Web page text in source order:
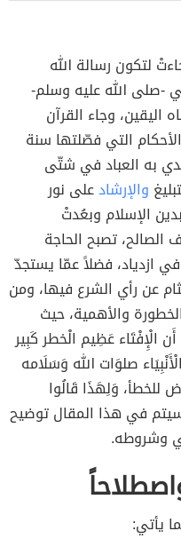
لتكون رسالة الله
-صلى الله عليه وسلم-
اليقين، وجاء القرآن
التي فصّلتها سنة
به العباد في شتّى
والإرشادعلى نور
الإسلام وبعُدتْ
الصالح، تصبح الحاجة
في ازدياد، فضلاً عمّا يستجدّ
عن رأي الشرع فيها، ومن
والأهمية، حيث
الْإِفْتَاء عَظِيم الْخطر كَبِير
صلوَات الله وَسَلَامه
وَلِهَذَا قَالُوا
في هذا المقال توضيح
وشروطه.
يأتي: